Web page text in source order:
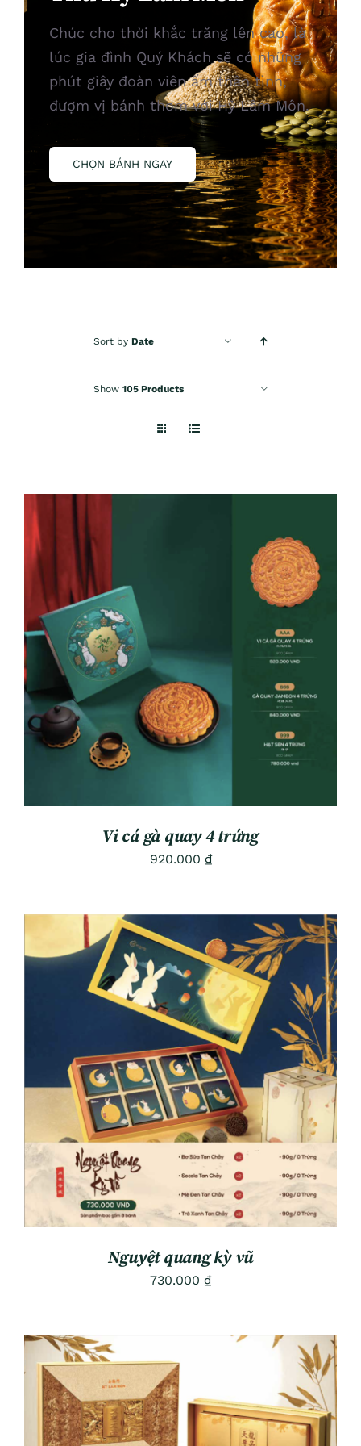
Chúc cho thời khắc trăng lên cao, là
lúc gia đình Quý Khách sẽ có những
phút giây đoàn viên ấm thân tình,
đượm vị bánh thơm với Hỷ Lâm Môn.
CHỌN BÁNH NGAY
Sort by Date
Show 105 Products
ADD TO CART
DETAILS
Vi cá gà quay 4 trứng
920.000 ₫
ADD TO CART
/
DETAILS
Nguyệt quang kỳ vũ
730.000 ₫